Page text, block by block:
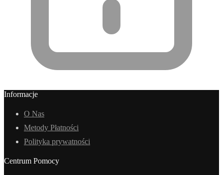
Informacje
O Nas
Metody Płatności
Polityka prywatności
Centrum Pomocy